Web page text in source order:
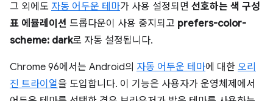
그 외에도 자동 어두운 테마가 사용 설정되면 선호하는 색 구성
표 에뮬레이션 드롭다운이 사용 중지되고 prefers-color-
scheme: dark로 자동 설정됩니다.
Chrome 96에서는 Android의 자동 어두운 테마에 대한 오리
진 트라이얼을 도입합니다. 이 기능은 사용자가 운영체제에서